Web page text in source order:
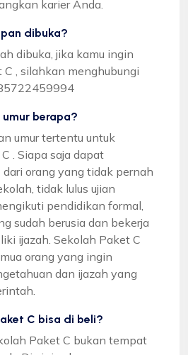
karier Anda.
dibuka?
dibuka, jika kamu ingin
, silahkan menghubungi
umur berapa?
umur tertentu untuk
. Siapa saja dapat
dari orang yang tidak pernah
tidak lulus ujian
pendidikan formal,
sudah berusia dan bekerja
ijazah. Sekolah Paket C
orang yang ingin
dan ijazah yang
C bisa di beli?
Paket C bukan tempat